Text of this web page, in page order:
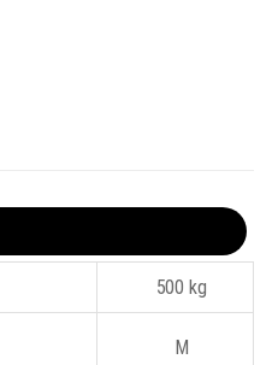
500 kg
M